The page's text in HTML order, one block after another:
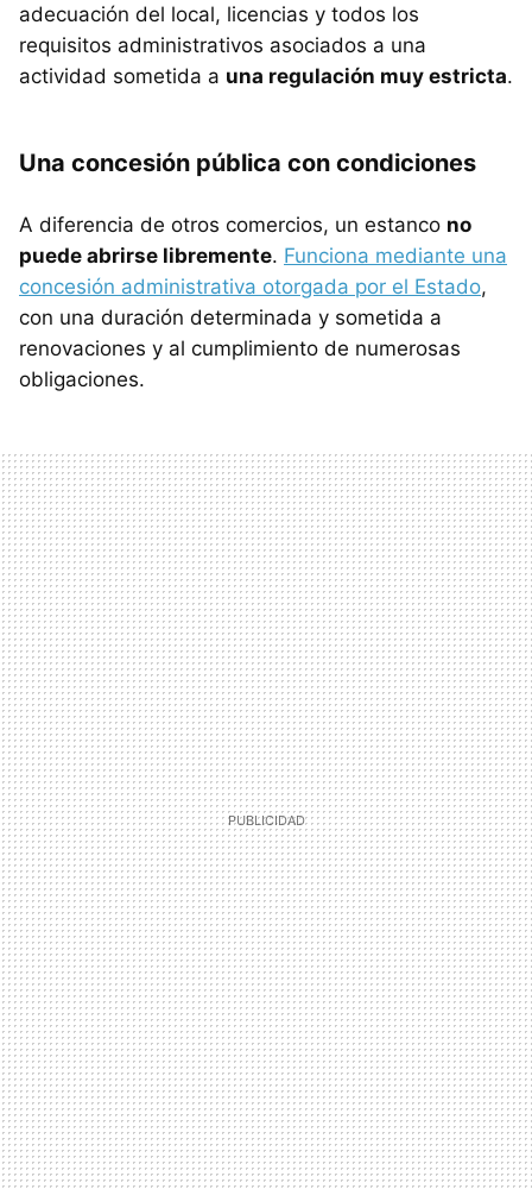
adecuación del local, licencias y todos los
requisitos administrativos asociados a una
actividad sometida a una regulación muy estricta.
Una concesión pública con condiciones
A diferencia de otros comercios, un estanco no
puede abrirse libremente. Funciona mediante una
concesión administrativa otorgada por el Estado,
con una duración determinada y sometida a
renovaciones y al cumplimiento de numerosas
obligaciones.